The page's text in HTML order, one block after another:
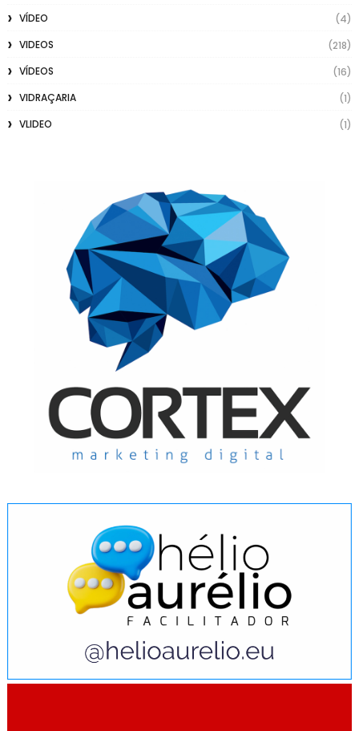
VÍDEO
(4)
VIDEOS
(218)
VÍDEOS
(16)
VIDRAÇARIA
(1)
VLIDEO
(1)